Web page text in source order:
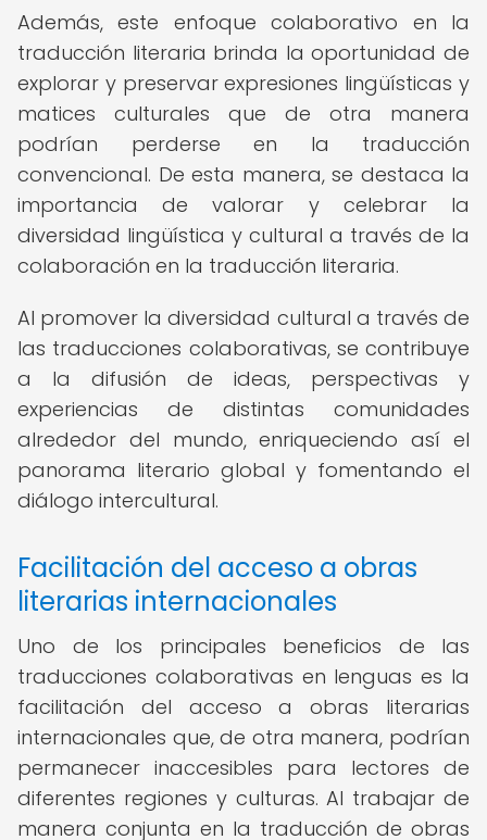
Además, este enfoque colaborativo en la
traducción literaria brinda la oportunidad de
explorar y preservar expresiones lingüísticas y
matices culturales que de otra manera
podrían perderse en la traducción
convencional. De esta manera, se destaca la
importancia de valorar y celebrar la
diversidad lingüística y cultural a través de la
colaboración en la traducción literaria.
Al promover la diversidad cultural a través de
las traducciones colaborativas, se contribuye
a la difusión de ideas, perspectivas y
experiencias de distintas comunidades
alrededor del mundo, enriqueciendo así el
panorama literario global y fomentando el
diálogo intercultural.
Facilitación del acceso a obras
literarias internacionales
Uno de los principales beneficios de las
traducciones colaborativas en lenguas es la
facilitación del acceso a obras literarias
internacionales que, de otra manera, podrían
permanecer inaccesibles para lectores de
diferentes regiones y culturas. Al trabajar de
manera conjunta en la traducción de obras